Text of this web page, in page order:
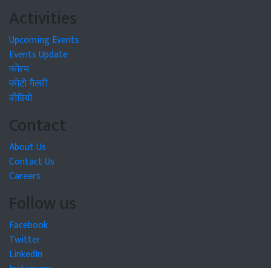
Activities
Upcoming Events
Events Update
फोरम
फोटो गैलरी
वीडियो
Contact
About Us
Contact Us
Careers
Follow us
Facebook
Twitter
LinkedIn